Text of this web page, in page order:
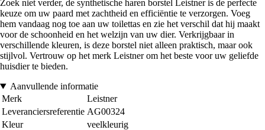
Zoek niet verder, de synthetische haren borstel Leistner is de perfecte
keuze om uw paard met zachtheid en efficiëntie te verzorgen. Voeg
hem vandaag nog toe aan uw toilettas en zie het verschil dat hij maakt
voor de schoonheid en het welzijn van uw dier. Verkrijgbaar in
verschillende kleuren, is deze borstel niet alleen praktisch, maar ook
stijlvol. Vertrouw op het merk Leistner om het beste voor uw geliefde
huisdier te bieden.
Aanvullende informatie
Merk
Leistner
Leveranciersreferentie AG00324
Kleur
veelkleurig